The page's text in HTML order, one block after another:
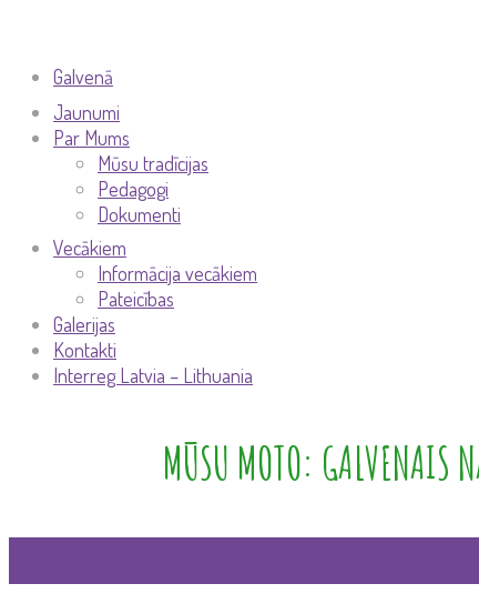
Galvenā
Jaunumi
Par Mums
Mūsu tradīcijas
Pedagogi
Dokumenti
Vecākiem
Informācija vecākiem
Pateicības
Galerijas
Kontakti
Interreg Latvia – Lithuania
MŪSU MOTO: GALVENAIS